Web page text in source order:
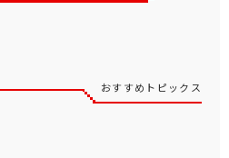
おすすめトピックス